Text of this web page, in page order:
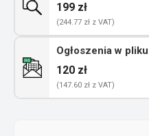
199 zł
(244.77 zł z VAT)
Ogłoszenia w
120 zł
(147.60 zł z VAT)